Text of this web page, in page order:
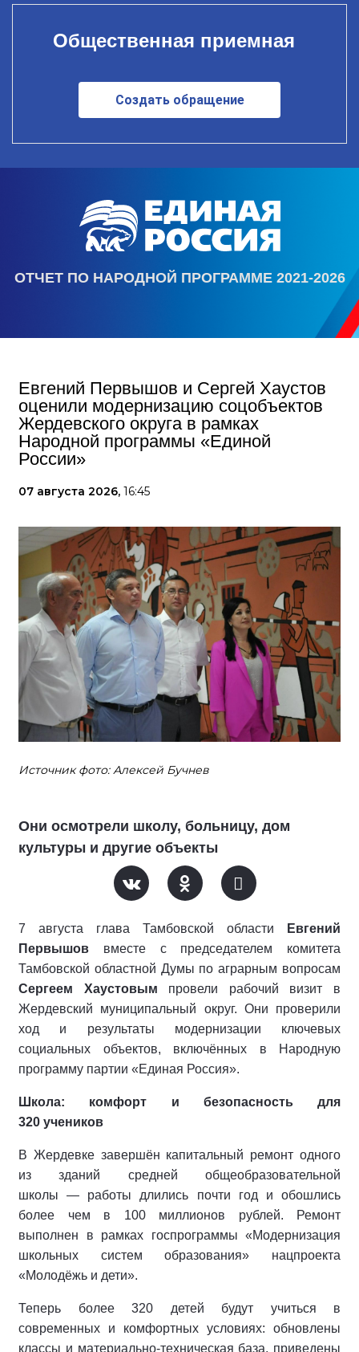
Общественная приемная
Создать обращение
ОТЧЕТ ПО НАРОДНОЙ ПРОГРАММЕ 2021-2026
Евгений Первышов и Сергей Хаустов
оценили модернизацию соцобъектов
Жердевского округа в рамках
Народной программы «Единой
России»
07 августа 2026, 16:45
Источник фото: Алексей Бучнев
Они осмотрели школу, больницу, дом
культуры и другие объекты
7 августа глава Тамбовской области Евгений
Первышов вместе с председателем комитета
Тамбовской областной Думы по аграрным вопросам
Сергеем Хаустовым провели рабочий визит в
Жердевский муниципальный округ. Они проверили
ход и результаты модернизации ключевых
социальных объектов, включённых в Народную
программу партии «Единая Россия».
Школа: комфорт и безопасность для
320 учеников
В Жердевке завершён капитальный ремонт одного
из зданий средней общеобразовательной
школы — работы длились почти год и обошлись
более чем в 100 миллионов рублей. Ремонт
выполнен в рамках госпрограммы «Модернизация
школьных систем образования» нацпроекта
«Молодёжь и дети».
Теперь более 320 детей будут учиться в
современных и комфортных условиях: обновлены
классы и материально‑техническая база, приведены